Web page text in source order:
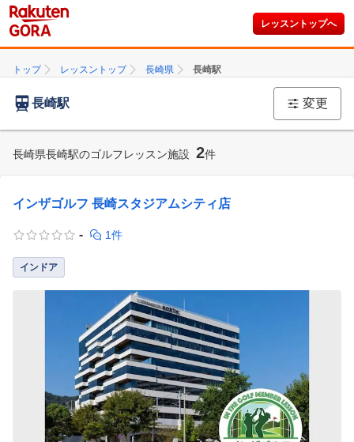
レッスントップへ
トップ レッスントップ 長崎県 長崎駅
長崎駅 変更
長崎県長崎駅のゴルフレッスン施設 2件
インザゴルフ 長崎スタジアムシティ店
- 1件
インドア